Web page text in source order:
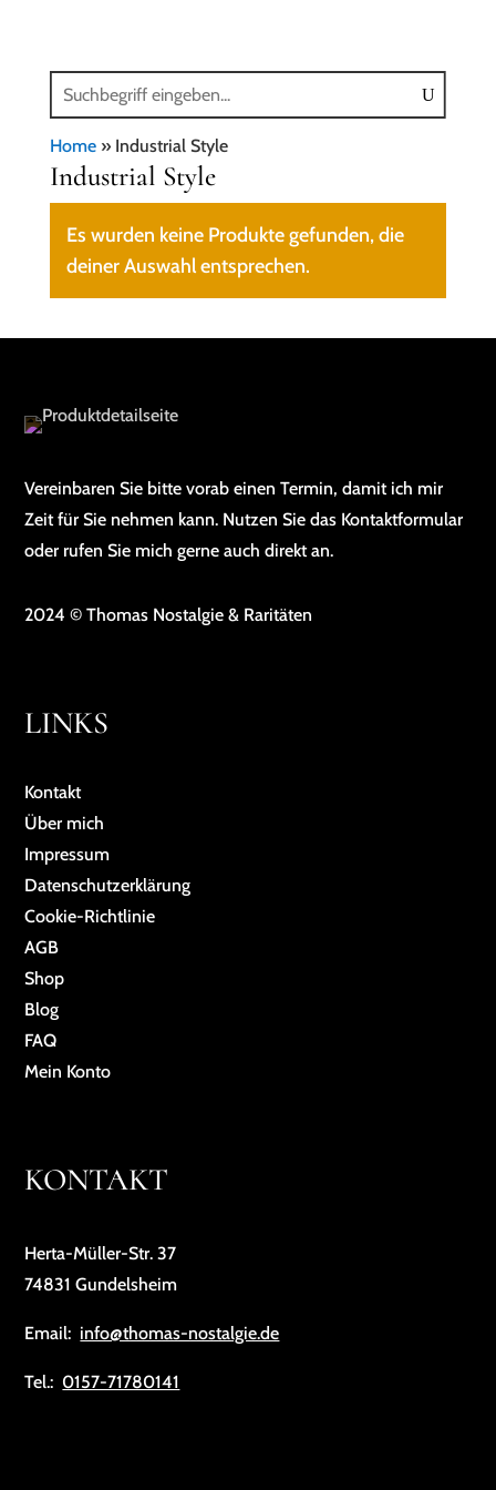
Home» Industrial Style
Industrial Style
Es wurden keine Produkte gefunden, die
deiner Auswahl entsprechen.
Vereinbaren Sie bitte vorab einen Termin, damit ich mir
Zeit für Sie nehmen kann. Nutzen Sie das Kontaktformular
oder rufen Sie mich gerne auch direkt an.
2024 © Thomas Nostalgie & Raritäten
LINKS
Kontakt
Über mich
Impressum
Da­ten­schutz­er­klä­rung
Cookie-Richtlinie
AGB
Shop
Blog
FAQ
Mein Konto
KONTAKT
Herta-Müller-Str. 37
74831 Gundelsheim
Email: info@thomas-nostalgie.de
Tel.: 0157-71780141